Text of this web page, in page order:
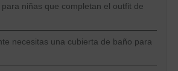
niñas que completan el outfit de
necesitas una cubierta de baño para